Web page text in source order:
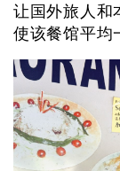
让国外旅人和
使该餐馆平均